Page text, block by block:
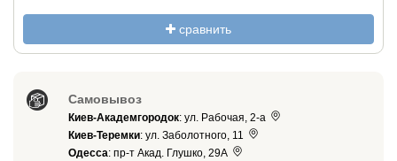
сравнить
Самовывоз
Киев-Академгородок: ул. Рабочая, 2-а
Киев-Теремки: ул. Заболотного, 11
Одесса: пр-т Акад. Глушко, 29А